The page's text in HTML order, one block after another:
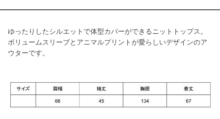
ゆったりしたシルエットで体型カバーができるニットトップス。
ボリュームスリーブとアニマルプリントが愛らしいデザインのア
ウターです。